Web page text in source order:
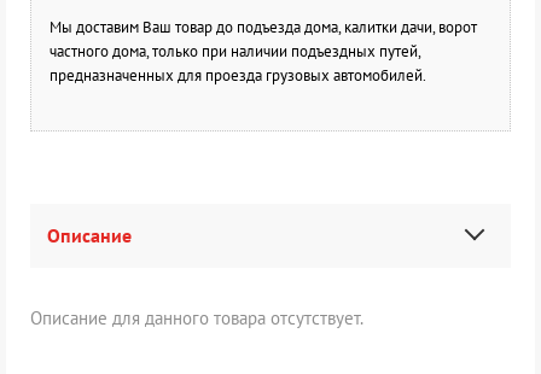
Мы доставим Ваш товар до подъезда дома, калитки дачи, ворот
частного дома, только при наличии подъездных путей,
предназначенных для проезда грузовых автомобилей.
Описание
Описание для данного товара отсутствует.